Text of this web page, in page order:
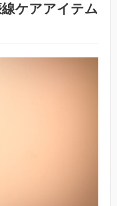
ケアアイテム